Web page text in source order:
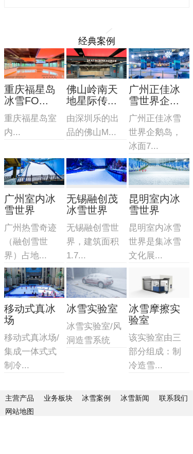
经典案例
重庆福星岛
冰雪FO...
重庆福星岛室
内...
佛山岭南天
地星际传...
由深圳乐的出
品的佛山M...
广州正佳冰
雪世界企...
广州正佳冰雪
世界企鹅岛，
冰面7...
广州室内冰
雪世界
广州热雪奇迹
（融创雪世
界）占地...
无锡融创茂
冰雪世界
无锡融创雪世
界，建筑面积
1.7...
昆明室内冰
雪世界
昆明室内冰雪
世界是集冰雪
文化展...
移动式真冰
场
移动式真冰场/
集成一体式式
制冷...
冰雪实验室
冰雪实验室/风
洞造雪系统
冰雪摩擦实
验室
该实验室由三
部分组成：制
冷造雪...
主营产品 业务板块 冰雪案例 冰雪新闻
联系我们
网站地图